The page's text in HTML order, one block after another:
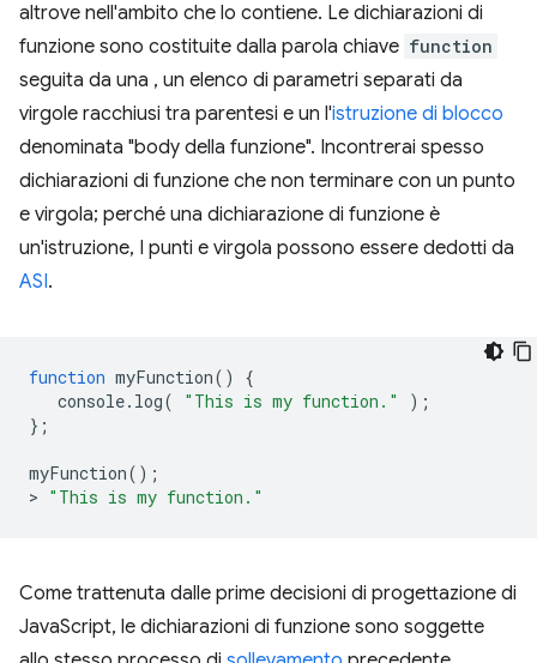
altrove nell'ambito che lo contiene. Le dichiarazioni di
funzione sono costituite dalla parola chiave function
seguita da una , un elenco di parametri separati da
virgole racchiusi tra parentesi e un l'istruzione di blocco
denominata "body della funzione". Incontrerai spesso
dichiarazioni di funzione che non terminare con un punto
e virgola; perché una dichiarazione di funzione è
un'istruzione, I punti e virgola possono essere dedotti da
ASI.
function myFunction()
{
console. log( "This is my function."
);
};
myFunction();
> "This is my function."
Come trattenuta dalle prime decisioni di progettazione di
JavaScript, le dichiarazioni di funzione sono soggette